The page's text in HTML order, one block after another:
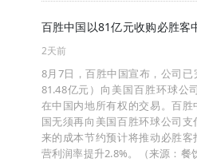
百胜中国以81亿元收购必胜客
2天前
8月7日，百胜中国宣布，公司
81.48亿元）向美国百胜环球公
在中国内地所有权的交易。百
国无须再向美国百胜环球公司
来的成本节约预计将推动必胜
营利润率提升2.8%。（来源：餐